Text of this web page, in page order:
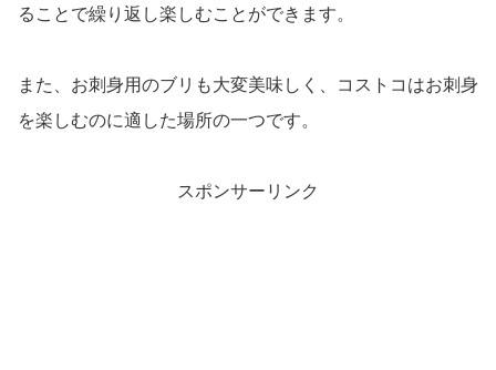
ることで繰り返し楽しむことができます。
また、お刺身用のブリも大変美味しく、コストコはお刺身
を楽しむのに適した場所の一つです。
スポンサーリンク